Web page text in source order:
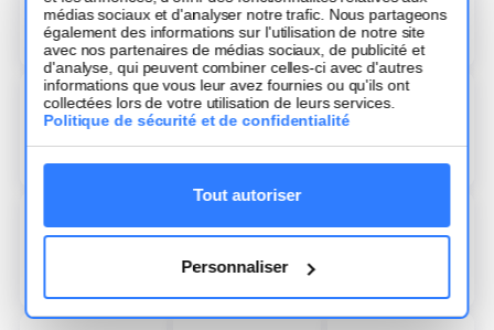
médias sociaux et d'analyser notre trafic. Nous partageons
également des informations sur l'utilisation de notre site
avec nos partenaires de médias sociaux, de publicité et
d'analyse, qui peuvent combiner celles-ci avec d'autres
informations que vous leur avez fournies ou qu'ils ont
collectées lors de votre utilisation de leurs services.
Politique de sécurité et de confidentialité
Tout autoriser
Personnaliser